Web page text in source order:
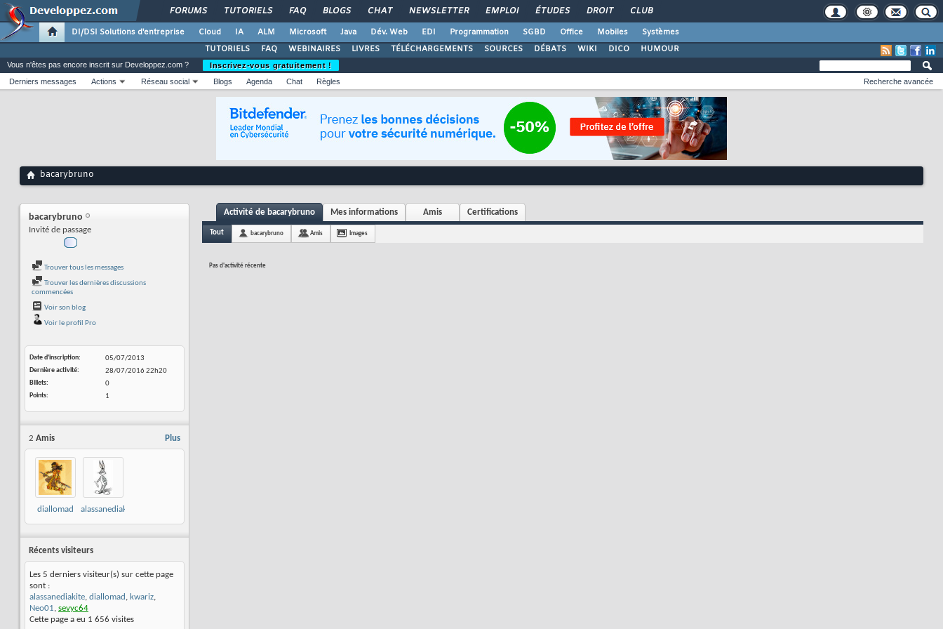
FORUMS TUTORIELS FAQ BLOGS CHAT NEWSLETTER EMPLOI ÉTUDES DROIT CLUB
DI/DSI Solutions d'entreprise Cloud IA ALM Microsoft Java Dév. Web EDI Programmation SGBD Office Mobiles
Systèmes
TUTORIELS
FAQ WEBINAIRES LIVRES TÉLÉCHARGEMENTS SOURCES DÉBATS WIKI DICO HUMOUR
Vous n'êtes pas encore inscrit sur Developpez.com ?
Inscrivez-vous gratuitement !
Derniers messages
Actions Réseau social Blogs Agenda Chat Règles Recherche avancée
bacarybruno
bacarybruno
Invité de passage
Trouver tous les messages
Trouver les dernières discussions
commencées
Voir son blog
Voir le profil Pro
Date d'inscription
05/07/2013
Dernière activité
28/07/201622h20
Billets
0
Points
1
Plus
2 Amis
diallomad alassanediakite
Récents visiteurs
Les 5 derniers visiteur(s) sur cette page
sont :
alassanediakite, diallomad , kwariz,
Neo01, sevyc64
Cette page a eu 1 656 visites
Activité de bacarybruno Mes informations Amis Certifications
Tout bacarybruno Amis Images
Pas d'activité récente